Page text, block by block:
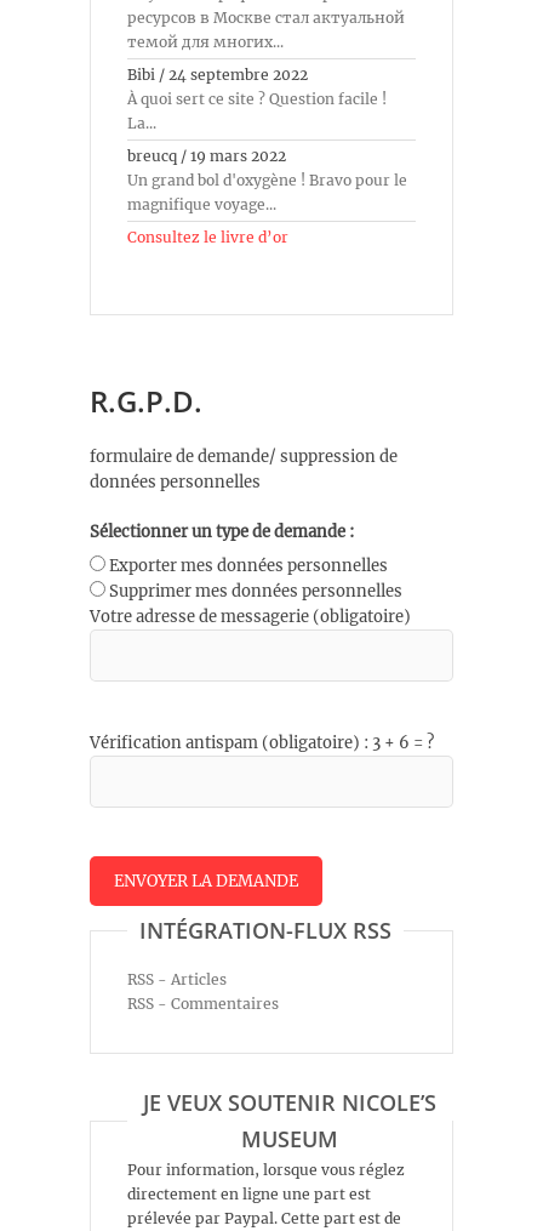
ресурсов в Москве стал актуальной
темой для многих...
Bibi / 24 septembre 2022
À quoi sert ce site ? Question facile !
La...
breucq / 19 mars 2022
Un grand bol d'oxygène ! Bravo pour le
magnifique voyage...
Consultez le livre d’or
R.G.P.D.
formulaire de demande/ suppression de
données personnelles
Sélectionner un type de demande :
Exporter mes données personnelles
Supprimer mes données personnelles
Votre adresse de messagerie (obligatoire)
Vérification antispam (obligatoire) : 3 + 6 = ?
INTÉGRATION-FLUX RSS
RSS - Articles
RSS - Commentaires
JE VEUX SOUTENIR NICOLE’S
MUSEUM
Pour information, lorsque vous réglez
directement en ligne une part est
prélevée par Paypal. Cette part est de